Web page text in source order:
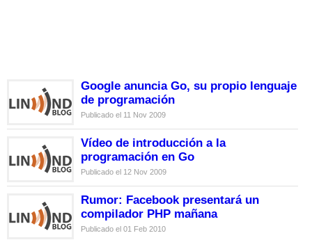
Google anuncia Go, su propio lenguaje
de programación
Publicado el 11 Nov 2009
Vídeo de introducción a la
programación en Go
Publicado el 12 Nov 2009
Rumor: Facebook presentará un
compilador PHP mañana
Publicado el 01 Feb 2010